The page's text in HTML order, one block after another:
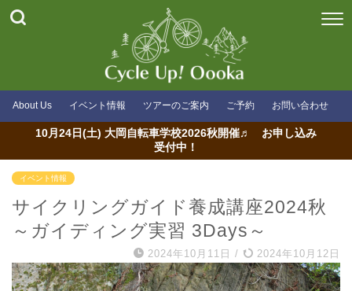
About Us イベント情報 ツアーのご案内 ご予約 お問い合わせ
10月24日(土) 大岡自転車学校2026秋開催♬ お申し込み
受付中！
イベント情報
サイクリングガイド養成講座2024秋
～ガイディング実習 3Days～
2024年10月11日 / 2024年10月12日